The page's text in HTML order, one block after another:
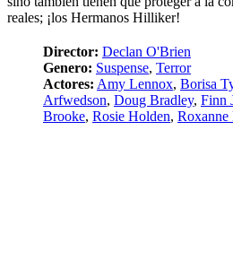
reales; ¡los Hermanos Hilliker!
Director: Declan O'Brien
Genero: Suspense, Terror
Actores: Amy Lennox, Borisa
Arfwedson, Doug Bradley, Finn
Brooke, Rosie Holden,